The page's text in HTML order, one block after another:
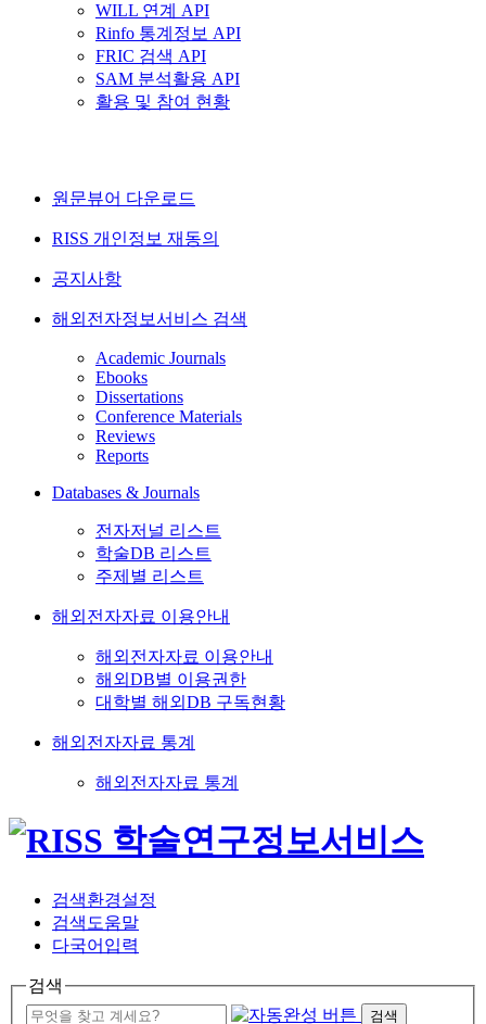
WILL 연계 API
Rinfo 통계정보 API
FRIC 검색 API
SAM 분석활용 API
활용 및 참여 현황
원문뷰어 다운로드
RISS 개인정보 재동의
공지사항
해외전자정보서비스 검색
Academic Journals
Ebooks
Dissertations
Conference Materials
Reviews
Reports
Databases & Journals
전자저널 리스트
학술DB 리스트
주제별 리스트
해외전자자료 이용안내
해외전자자료 이용안내
해외DB별 이용권한
대학별 해외DB 구독현황
해외전자자료 통계
해외전자자료 통계
검색환경설정
검색도움말
다국어입력
검색
검색